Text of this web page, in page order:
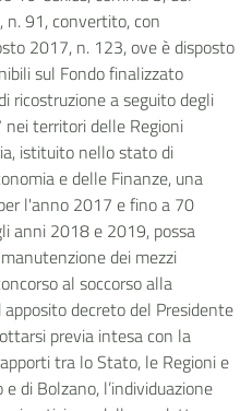
91, convertito, con
2017, n. 123, ove è disposto
sul Fondo finalizzato
ricostruzione a seguito degli
territori delle Regioni
istituito nello stato di
e delle Finanze, una
l'anno 2017 e fino a 70
anni 2018 e 2019, possa
dei mezzi
al soccorso alla
decreto del Presidente
previa intesa con la
tra lo Stato, le Regioni e
di Bolzano, l’individuazione